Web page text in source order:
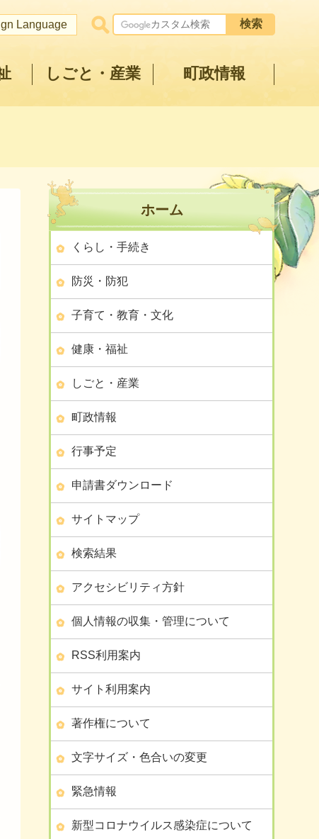
Language
しごと・産業 町政情報
ホーム
くらし・手続き
防災・防犯
子育て・教育・文化
健康・福祉
しごと・産業
町政情報
行事予定
申請書ダウンロード
サイトマップ
検索結果
アクセシビリティ方針
個人情報の収集・管理について
RSS利用案内
サイト利用案内
著作権について
文字サイズ・色合いの変更
緊急情報
新型コロナウイルス感染症について